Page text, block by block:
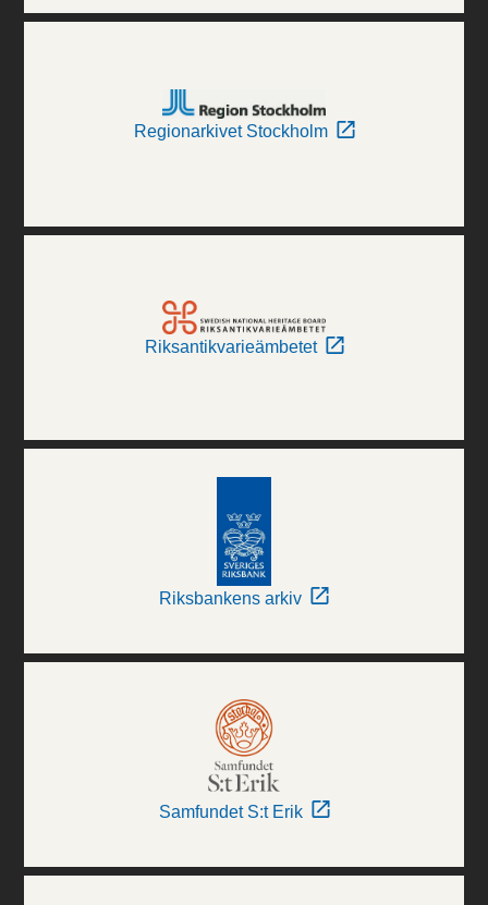
Regionarkivet Stockholm
Riksantikvarieämbetet
Riksbankens arkiv
Samfundet S:t Erik